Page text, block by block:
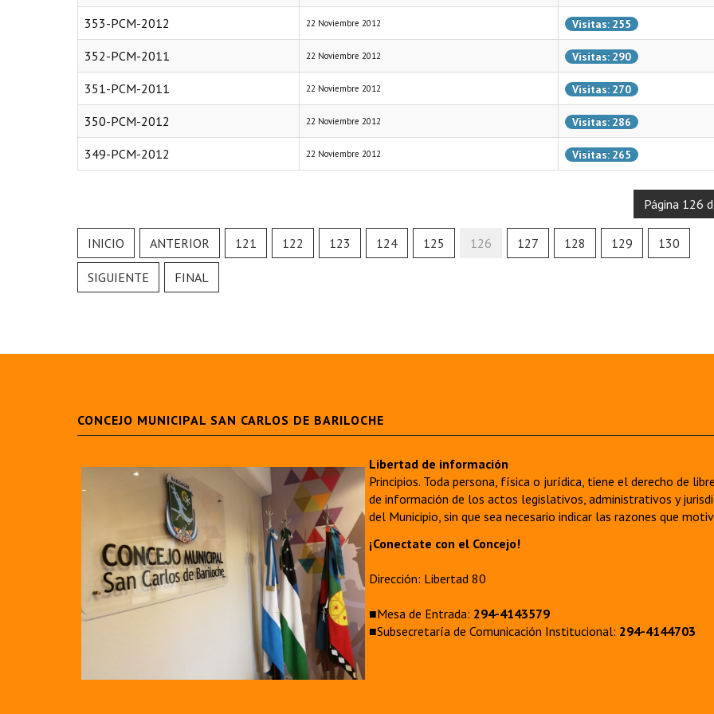
353-PCM-2012 22 Noviembre 2012 Visitas: 255
352-PCM-2011 22 Noviembre 2012 Visitas: 290
351-PCM-2011 22 Noviembre 2012 Visitas: 270
350-PCM-2012 22 Noviembre 2012 Visitas: 286
349-PCM-2012 22 Noviembre 2012 Visitas: 265
Página 126
INICIO ANTERIOR 121 122 123 124 125 126 127 128 129 130
SIGUIENTE FINAL
CONCEJO MUNICIPAL SAN CARLOS DE BARILOCHE
Libertad de información
Principios. Toda persona, física o jurídica, tiene el derecho de
de información de los actos legislativos, administrativos y
del Municipio, sin que sea necesario indicar las razones que
¡Conectate con el Concejo!
Dirección: Libertad 80
■Mesa de Entrada: 294-4143579
■Subsecretaría de Comunicación Institucional: 294-4144703